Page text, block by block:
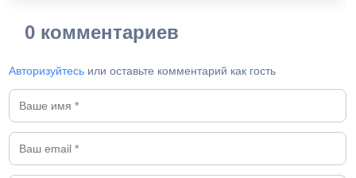
0 комментариев
Авторизуйтесь или оставьте комментарий как гость